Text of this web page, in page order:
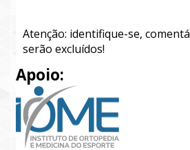
Atenção: identifique-se,
serão excluídos!
Apoio: